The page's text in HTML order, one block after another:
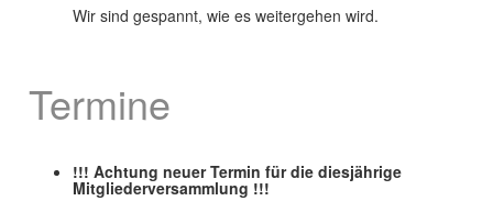
Wir sind gespannt, wie es weitergehen wird.
Termine
!!! Achtung neuer Termin für die diesjährige
Mitgliederversammlung !!!